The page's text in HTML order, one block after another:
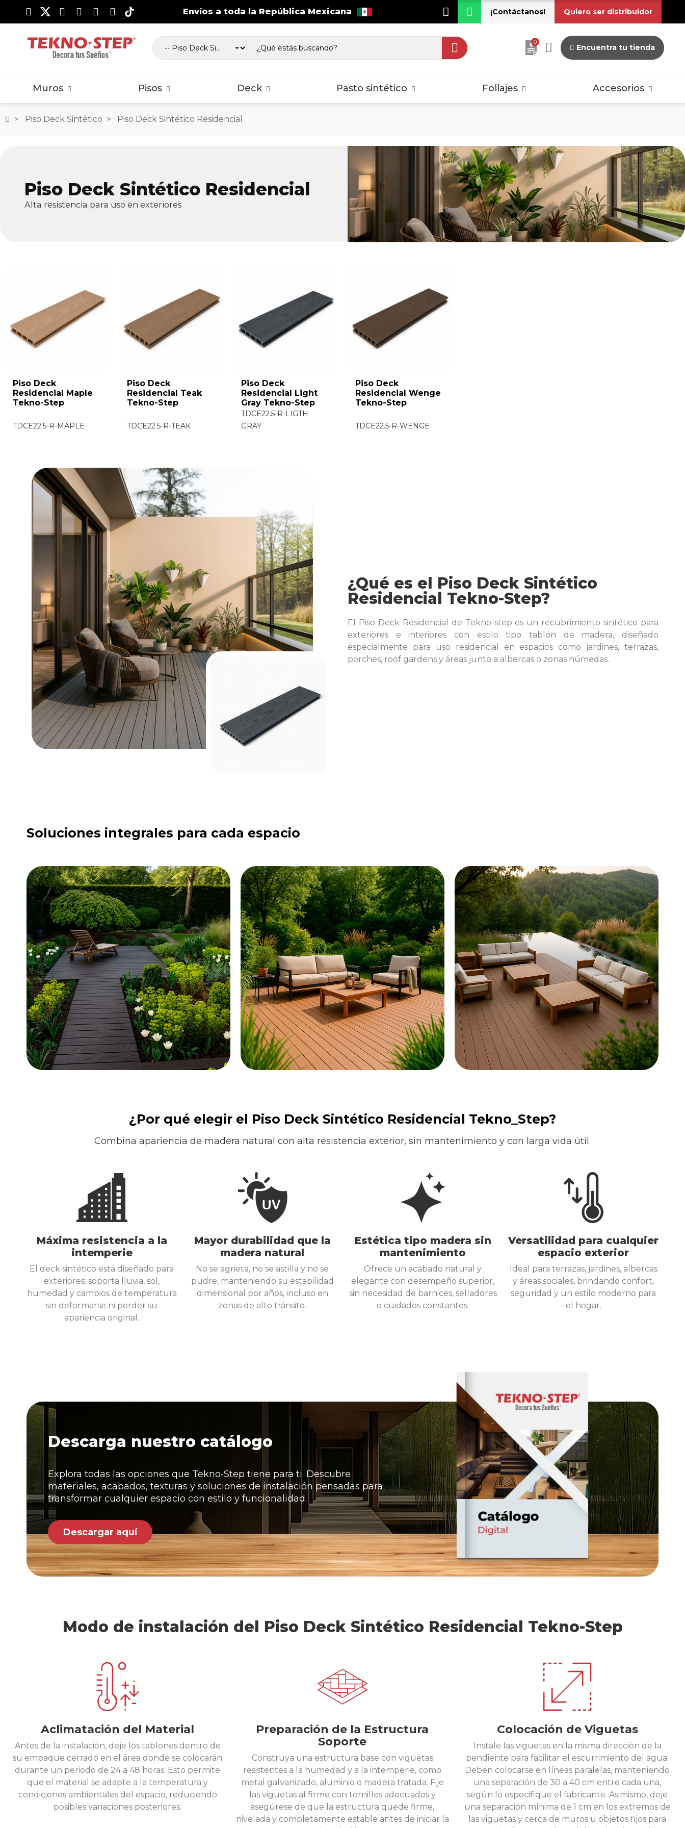
Envíos a toda la República Mexicana ¡Contáctanos! Quiero ser distribuidor
0
Encuentra tu tienda
Muros Pisos
Pisos Laminados
Pisos Laminados
Vintage
Deck Pasto sintético Follajes Accesorios
Lambrín WPC Exterior
Piso Laminado Clásico
Pisos Laminados
Pisos Laminados
Pisos Laminados
Piso Deck Sintético Piso Deck Sintético Residencial
Piso Deck Sintético Residencial
Alta resistencia para uso en exteriores
Piso Deck
Residencial Maple
Tekno-Step
TDCE22.5-R-MAPLE
Piso Deck
Residencial Teak
Tekno-Step
TDCE22.5-R-TEAK
Piso Deck
Residencial Light
Gray Tekno-Step
TDCE22.5-R-LIGTH
GRAY
Piso Deck
Residencial Wenge
Tekno-Step
TDCE22.5-R-WENGE
¿Qué es el Piso Deck Sintético
Residencial Tekno-Step?
El Piso Deck Residencial de Tekno-step es un recubrimiento sintético para
exteriores e interiores con estilo tipo tablón de madera, diseñado
especialmente para uso residencial en espacios como jardines, terrazas,
porches, roof gardens y áreas junto a albercas o zonas húmedas.
Soluciones integrales para cada espacio
¿Por qué elegir el Piso Deck Sintético Residencial Tekno_Step?
Combina apariencia de madera natural con alta resistencia exterior, sin mantenimiento y con larga vida útil.
Máxima resistencia a la
intemperie
El deck sintético está diseñado para
exteriores: soporta lluvia, sol,
humedad y cambios de temperatura
sin deformarse ni perder su
apariencia original.
Mayor durabilidad que la
madera natural
No se agrieta, no se astilla y no se
pudre, manteniendo su estabilidad
dimensional por años, incluso en
zonas de alto tránsito.
Estética tipo madera sin
mantenimiento
Ofrece un acabado natural y
elegante con desempeño superior,
sin necesidad de barnices, selladores
o cuidados constantes.
Versatilidad para cualquier
espacio exterior
Ideal para terrazas, jardines, albercas
y áreas sociales, brindando confort,
seguridad y un estilo moderno para
el hogar.
Descarga nuestro catálogo
Explora todas las opciones que Tekno‑Step tiene para ti. Descubre
materiales, acabados, texturas y soluciones de instalación pensadas para
transformar cualquier espacio con estilo y funcionalidad.
Descargar aquí
Modo de instalación del Piso Deck Sintético Residencial Tekno-Step
Aclimatación del Material
Antes de la instalación, deje los tablones dentro de
su empaque cerrado en el área donde se colocarán
durante un periodo de 24 a 48 horas. Esto permite
que el material se adapte a la temperatura y
condiciones ambientales del espacio, reduciendo
posibles variaciones posteriores.
Preparación de la Estructura
Soporte
Construya una estructura base con viguetas
resistentes a la humedad y a la intemperie, como
metal galvanizado, aluminio o madera tratada. Fije
las viguetas al firme con tornillos adecuados y
asegúrese de que la estructura quede firme,
nivelada y completamente estable antes de iniciar la
Colocación de Viguetas
Instale las viguetas en la misma dirección de la
pendiente para facilitar el escurrimiento del agua.
Deben colocarse en líneas paralelas, manteniendo
una separación de 30 a 40 cm entre cada una,
según lo especifique el fabricante. Asimismo, deje
una separación mínima de 1 cm en los extremos de
las viguetas y cerca de muros u objetos fijos para